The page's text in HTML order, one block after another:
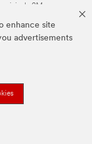
enhance site
advertisements
da 3M.